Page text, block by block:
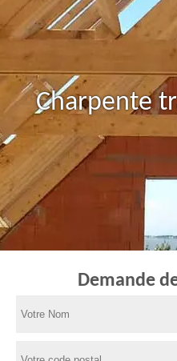
Charpente
Demande